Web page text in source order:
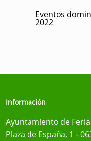
Eventos
2022
Información
Ayuntamiento de Feria
Plaza de España, 1 -